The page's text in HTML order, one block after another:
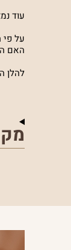
עוד
על פי
האם
להלן